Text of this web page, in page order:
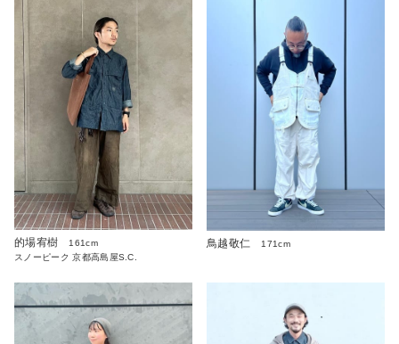
的場宥樹
161cm
スノーピーク 京都高島屋S.C.
鳥越敬仁 171cm